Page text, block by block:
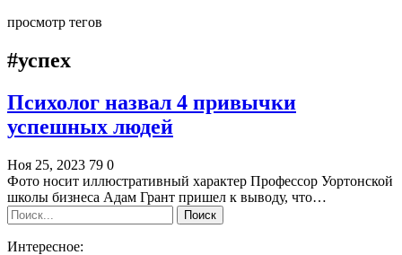
просмотр тегов
#успех
Психолог назвал 4 привычки
успешных людей
Ноя 25, 2023 79 0
Фото носит иллюстративный характер Профессор Уортонской
школы бизнеса Адам Грант пришел к выводу, что…
Интересное: